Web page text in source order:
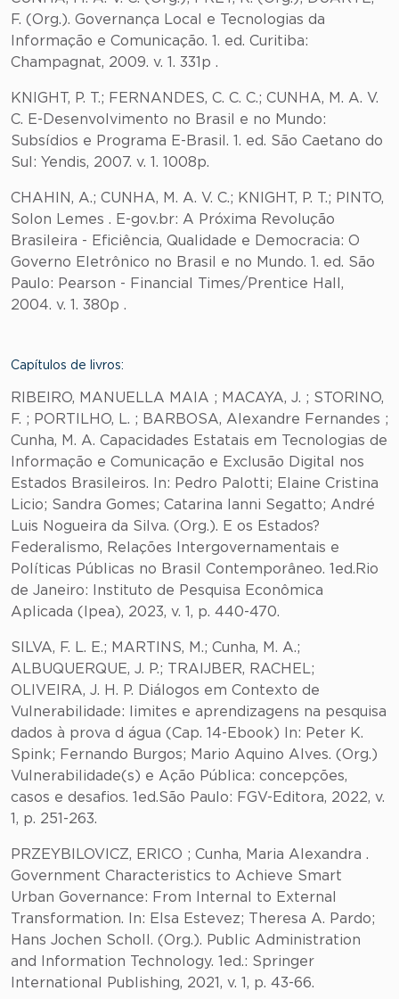
F. (Org.). Governança Local e Tecnologias da
Informação e Comunicação. 1. ed. Curitiba:
Champagnat, 2009. v. 1. 331p .
KNIGHT, P. T.; FERNANDES, C. C. C.; CUNHA, M. A. V.
C. E-Desenvolvimento no Brasil e no Mundo:
Subsídios e Programa E-Brasil. 1. ed. São Caetano do
Sul: Yendis, 2007. v. 1. 1008p.
CHAHIN, A.; CUNHA, M. A. V. C.; KNIGHT, P. T.; PINTO,
Solon Lemes . E-gov.br: A Próxima Revolução
Brasileira - Eficiência, Qualidade e Democracia: O
Governo Eletrônico no Brasil e no Mundo. 1. ed. São
Paulo: Pearson - Financial Times/Prentice Hall,
2004. v. 1. 380p .
Capítulos de livros:
RIBEIRO, MANUELLA MAIA ; MACAYA, J. ; STORINO,
F. ; PORTILHO, L. ; BARBOSA, Alexandre Fernandes ;
Cunha, M. A. Capacidades Estatais em Tecnologias de
Informação e Comunicação e Exclusão Digital nos
Estados Brasileiros. In: Pedro Palotti; Elaine Cristina
Licio; Sandra Gomes; Catarina Ianni Segatto; André
Luis Nogueira da Silva. (Org.). E os Estados?
Federalismo, Relações Intergovernamentais e
Políticas Públicas no Brasil Contemporâneo. 1ed.Rio
de Janeiro: Instituto de Pesquisa Econômica
Aplicada (Ipea), 2023, v. 1, p. 440-470.
SILVA, F. L. E.; MARTINS, M.; Cunha, M. A.;
ALBUQUERQUE, J. P.; TRAIJBER, RACHEL;
OLIVEIRA, J. H. P. Diálogos em Contexto de
Vulnerabilidade: limites e aprendizagens na pesquisa
dados à prova d água (Cap. 14-Ebook) In: Peter K.
Spink; Fernando Burgos; Mario Aquino Alves. (Org.)
Vulnerabilidade(s) e Ação Pública: concepções,
casos e desafios. 1ed.São Paulo: FGV-Editora, 2022, v.
1, p. 251-263.
PRZEYBILOVICZ, ERICO ; Cunha, Maria Alexandra .
Government Characteristics to Achieve Smart
Urban Governance: From Internal to External
Transformation. In: Elsa Estevez; Theresa A. Pardo;
Hans Jochen Scholl. (Org.). Public Administration
and Information Technology. 1ed.: Springer
International Publishing, 2021, v. 1, p. 43-66.